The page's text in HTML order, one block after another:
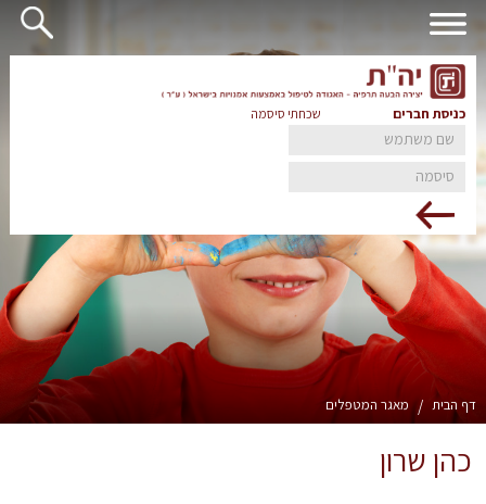
כניסת חברים שכחתי סיסמה
דף הבית / מאגר המטפלים
כהן שרון